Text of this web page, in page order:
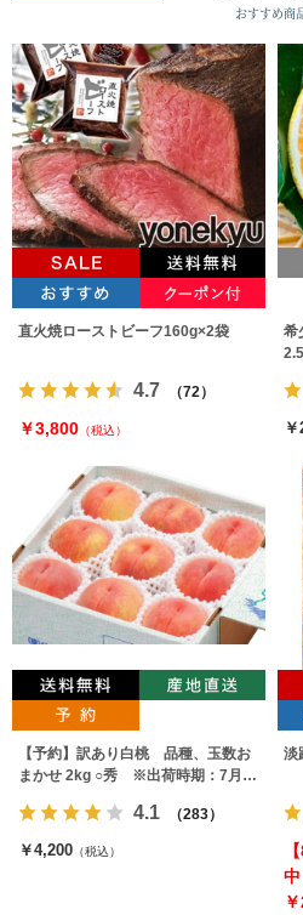
おすすめ商
直火焼ローストビーフ160g×2袋
4.7 （72）
￥3,800 （税込）
希
【予約】訳あり白桃 品種、玉数お
まかせ 2kg ○秀 ※出荷時期：7月下
4.1 （283）
￥4,200 （税込）
淡
中